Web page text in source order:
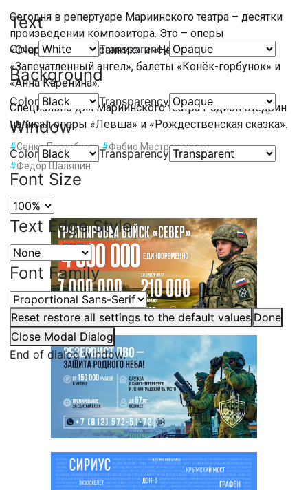
Text
Color Transparency
Background
Color Transparency
Window
Color Transparency
Font Size
Text Edge Style
Font Family
Reset restore all settings to the default values Done
Close Modal Dialog
End of dialog window.
Сегодня в репертуаре Мариинского театра – десятки
произведении композитора. Это – оперы
«Очарованный странник» и «Не только любовь»,
«Запечатленный ангел», балеты «Конёк-горбунок» и
«Анна Каренина».
Специально для Мариинского театра Родион Щедрин
написал оперы «Левша» и «Рождественская сказка».
#Санкт-Петербург #Фабио Мастранджело
#Федор Шаляпин